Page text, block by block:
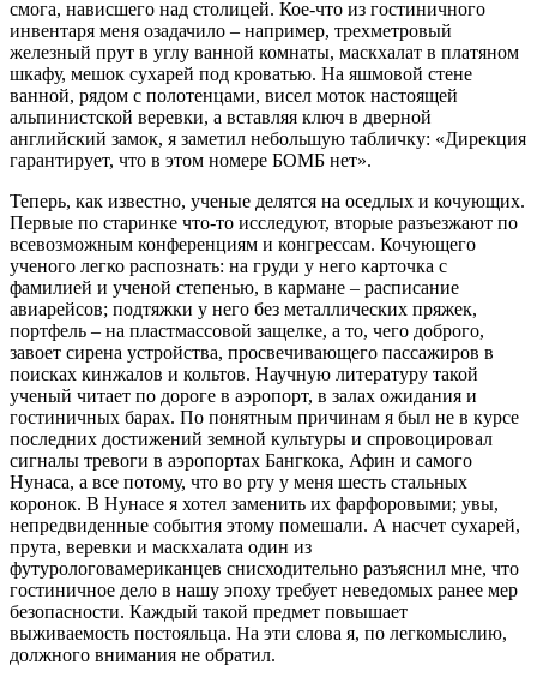
смога, нависшего над столицей. Кое-что из гостиничного
инвентаря меня озадачило – например, трехметровый
железный прут в углу ванной комнаты, маскхалат в платяном
шкафу, мешок сухарей под кроватью. На яшмовой стене
ванной, рядом с полотенцами, висел моток настоящей
альпинистской веревки, а вставляя ключ в дверной
английский замок, я заметил небольшую табличку: «Дирекция
гарантирует, что в этом номере БОМБ нет».
Теперь, как известно, ученые делятся на оседлых и кочующих.
Первые по старинке что-то исследуют, вторые разъезжают по
всевозможным конференциям и конгрессам. Кочующего
ученого легко распознать: на груди у него карточка с
фамилией и ученой степенью, в кармане – расписание
авиарейсов; подтяжки у него без металлических пряжек,
портфель – на пластмассовой защелке, а то, чего доброго,
завоет сирена устройства, просвечивающего пассажиров в
поисках кинжалов и кольтов. Научную литературу такой
ученый читает по дороге в аэропорт, в залах ожидания и
гостиничных барах. По понятным причинам я был не в курсе
последних достижений земной культуры и спровоцировал
сигналы тревоги в аэропортах Бангкока, Афин и самого
Нунаса, а все потому, что во рту у меня шесть стальных
коронок. В Нунасе я хотел заменить их фарфоровыми; увы,
непредвиденные события этому помешали. А насчет сухарей,
прута, веревки и маскхалата один из
футурологовамериканцев снисходительно разъяснил мне, что
гостиничное дело в нашу эпоху требует неведомых ранее мер
безопасности. Каждый такой предмет повышает
выживаемость постояльца. На эти слова я, по легкомыслию,
должного внимания не обратил.